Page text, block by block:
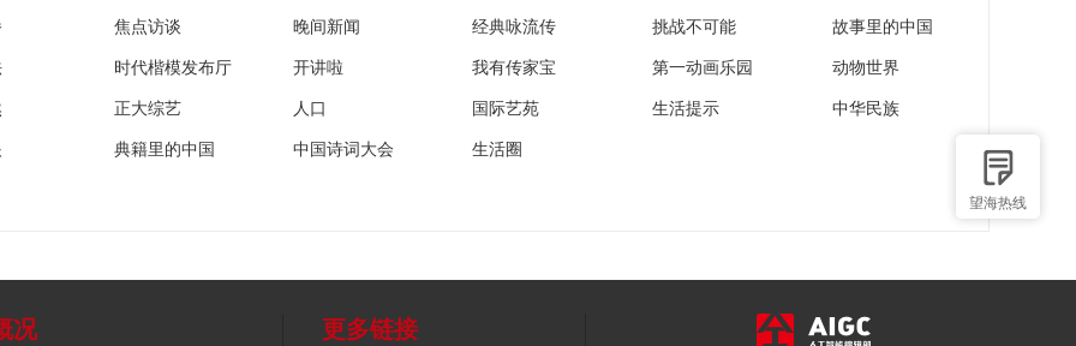
望海热线
焦点访谈 晚间新闻 经典咏流传 挑战不可能 故事里的中国
时代楷模发布厅 开讲啦 我有传家宝 第一动画乐园 动物世界
正大综艺 人口 国际艺苑 生活提示 中华民族
典籍里的中国 中国诗词大会 生活圈
况 更多链接